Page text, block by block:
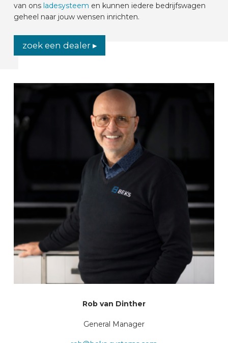
van ons ladesysteem en kunnen iedere bedrijfswagen
geheel naar jouw wensen inrichten.
zoek een dealer ▸
Rob van Dinther
General Manager